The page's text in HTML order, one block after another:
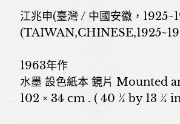
江兆申(臺灣 / 中國安徽，
1963年作
水墨 設色紙本 鏡片
102 × 34 cm . ( 40 ¼ by 13 ¼